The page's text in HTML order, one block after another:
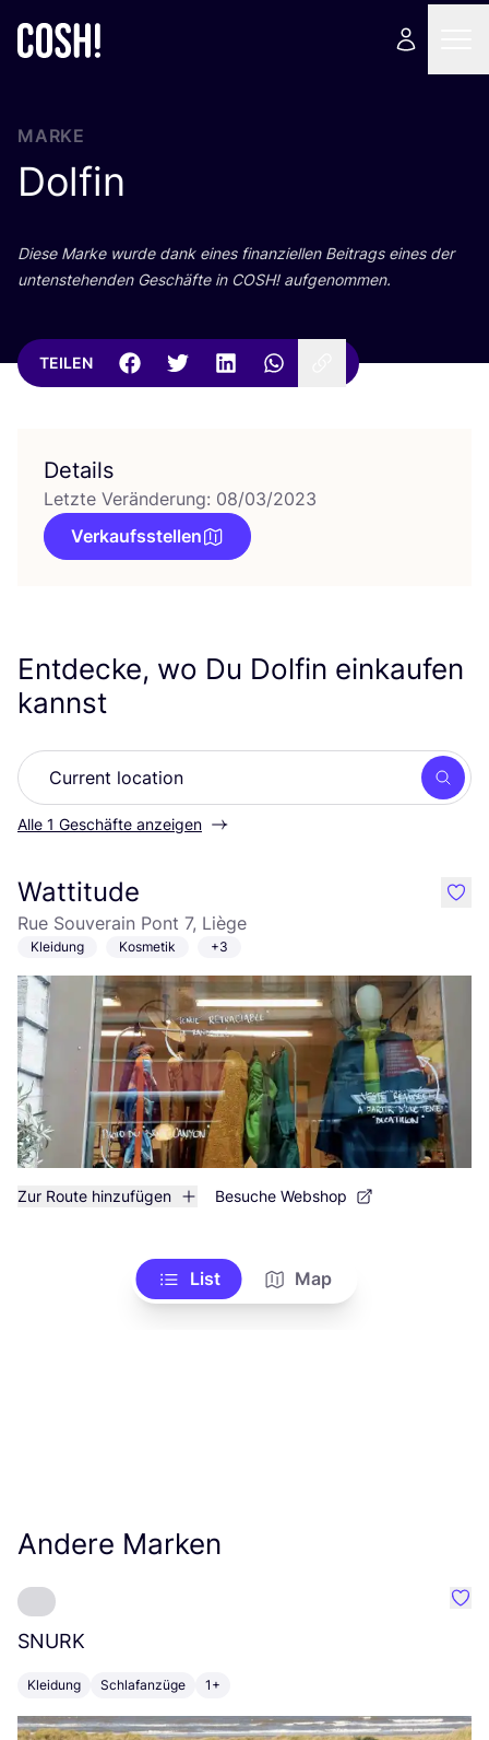
MARKE
Dolfin
Die­se Mar­ke wur­de dank eines finan­zi­el­len Bei­trags eines der
unten­ste­hen­den Geschäf­te in COSH! aufgenommen.
TEILEN
Details
Letzte Veränderung: 08/03/2023
Verkaufsstellen
Entdecke, wo Du Dolfin einkaufen
kannst
Alle 1 Geschäfte anzeigen
Wattitude
Rue Souverain Pont 7, Liège
Kleidung Kosmetik +3
Zur Route hinzufügen Besuche Webshop
like
List Map
Andere Marken
SNURK
Kleidung Schlafanzüge 1+